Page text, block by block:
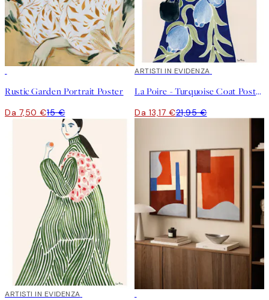
Rustic Garden Portrait Poster
Da 7,50 €15 €
40%*
ARTISTI IN EVIDENZA
La Poire - Turquoise Coat Poster
Da 13,17 €21,95 €
40%*
ARTISTI IN EVIDENZA